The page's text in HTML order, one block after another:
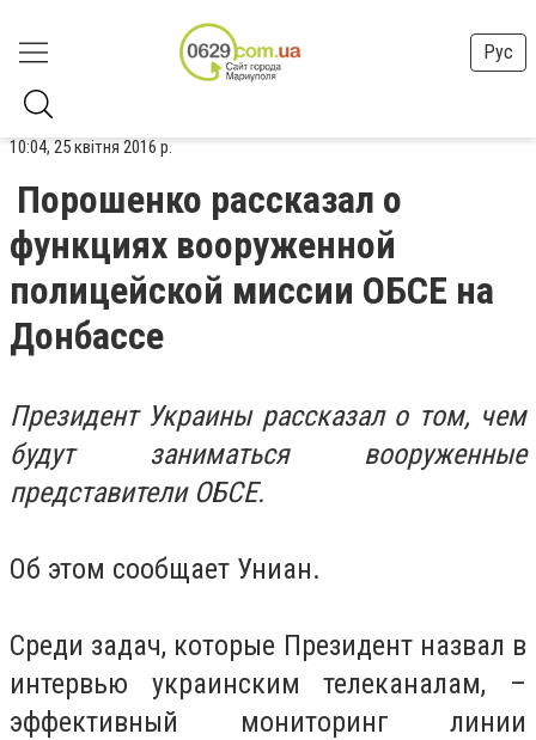
Рус
10:04, 25 квітня 2016 р.
Порошенко рассказал о
функциях вооруженной
полицейской миссии ОБСЕ на
Донбассе
Президент Украины рассказал о том, чем
будут заниматься вооруженные
представители ОБСЕ.
Об этом сообщает Униан.
Среди задач, которые Президент назвал в
интервью украинским телеканалам, –
эффективный мониторинг линии